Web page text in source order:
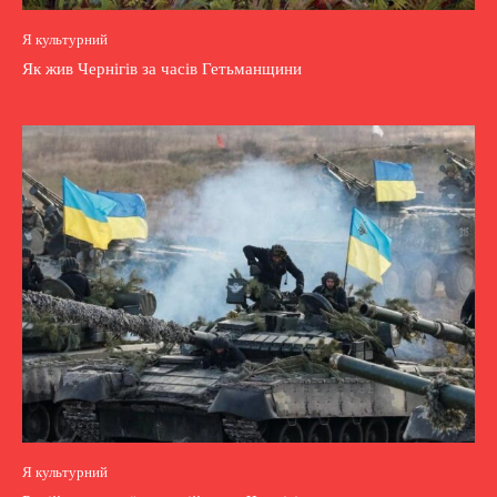
Я культурний
Як жив Чернігів за часів Гетьманщини
Я культурний